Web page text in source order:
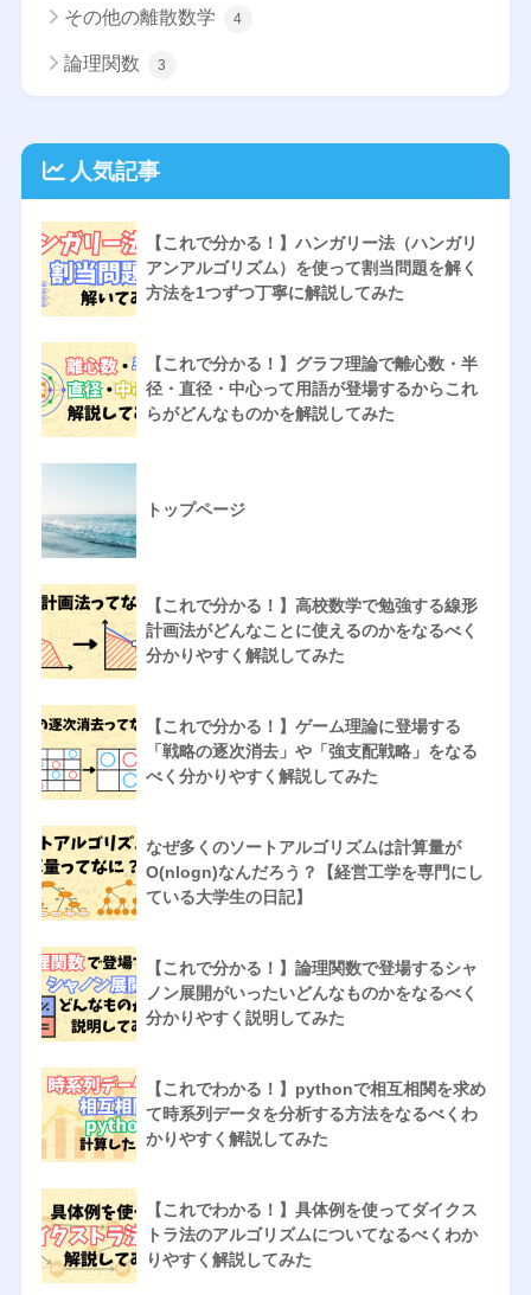
その他の離散数学 4
論理関数 3
人気記事
【これで分かる！】ハンガリー法（ハンガリ
アンアルゴリズム）を使って割当問題を解く
方法を1つずつ丁寧に解説してみた
【これで分かる！】グラフ理論で離心数・半
径・直径・中心って用語が登場するからこれ
らがどんなものかを解説してみた
トップページ
【これで分かる！】高校数学で勉強する線形
計画法がどんなことに使えるのかをなるべく
分かりやすく解説してみた
【これで分かる！】ゲーム理論に登場する
「戦略の逐次消去」や「強支配戦略」をなる
べく分かりやすく解説してみた
なぜ多くのソートアルゴリズムは計算量が
O(nlogn)なんだろう？【経営工学を専門にし
ている大学生の日記】
【これで分かる！】論理関数で登場するシャ
ノン展開がいったいどんなものかをなるべく
分かりやすく説明してみた
【これでわかる！】pythonで相互相関を求め
て時系列データを分析する方法をなるべくわ
かりやすく解説してみた
【これでわかる！】具体例を使ってダイクス
トラ法のアルゴリズムについてなるべくわか
りやすく解説してみた